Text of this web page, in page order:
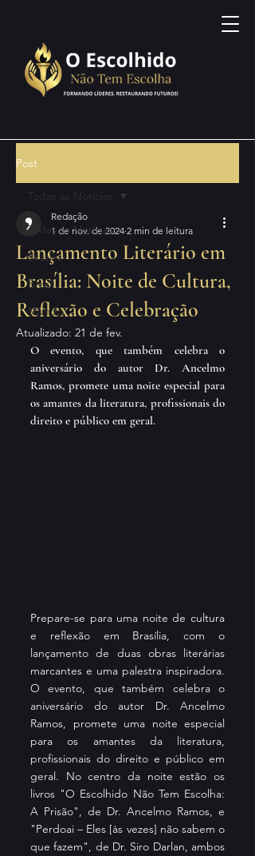
Post
Todas as Notícias
Brasília
Brasil
Mundo
Todas as Notícias
Lançamento Literário em
Brasília: Noite de Cultura,
Reflexão e Celebração
Redação
1 de nov. de 2024 2 min de leitura
Atualizado: 21 de fev.
O evento, que também celebra o
aniversário do autor Dr. Ancelmo
Ramos, promete uma noite especial para
os amantes da literatura, profissionais do
direito e público em geral.
Prepare-se para uma noite de cultura
e reflexão em Brasília, com o
lançamento de duas obras literárias
marcantes e uma palestra inspiradora.
O evento, que também celebra o
aniversário do autor Dr. Ancelmo
Ramos, promete uma noite especial
para os amantes da literatura,
profissionais do direito e público em
geral. No centro da noite estão os
livros "O Escolhido Não Tem Escolha:
A Prisão", de Dr. Ancelmo Ramos, e
"Perdoai – Eles [às vezes] não sabem o
que fazem", de Dr. Siro Darlan, ambos